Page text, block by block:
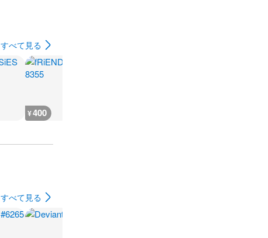
すべて見る
¥400
すべて見る